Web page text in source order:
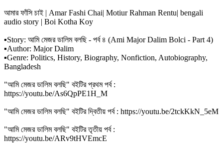
আমার ফাঁসি চাই | Amar Fashi Chai| Motiur Rahman Rentu| bengali
audio story | Boi Kotha Koy
▪Story: আমি মেজর ডালিম বলছি - পর্ব ৪ (Ami Major Dalim Bolci - Part 4)
▪Author: Major Dalim
▪Genre: Politics, History, Biography, Nonfiction, Autobiography,
Bangladesh
"আমি মেজর ডালিম বলছি" বইটির প্রথম পর্ব :
https://youtu.be/As6QpPE1H_M
"আমি মেজর ডালিম বলছি" বইটির দ্বিতীয় পর্ব : https://youtu.be/2tckKkN_5eM
"আমি মেজর ডালিম বলছি" বইটির তৃতীয় পর্ব :
https://youtu.be/ARv9tHVEmcE